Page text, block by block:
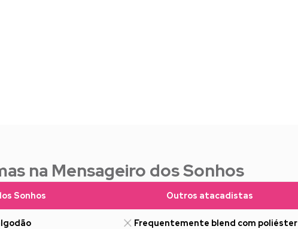
na Mensageiro dos Sonhos
Sonhos Outros atacadistas
Frequentemente blend com poliéster